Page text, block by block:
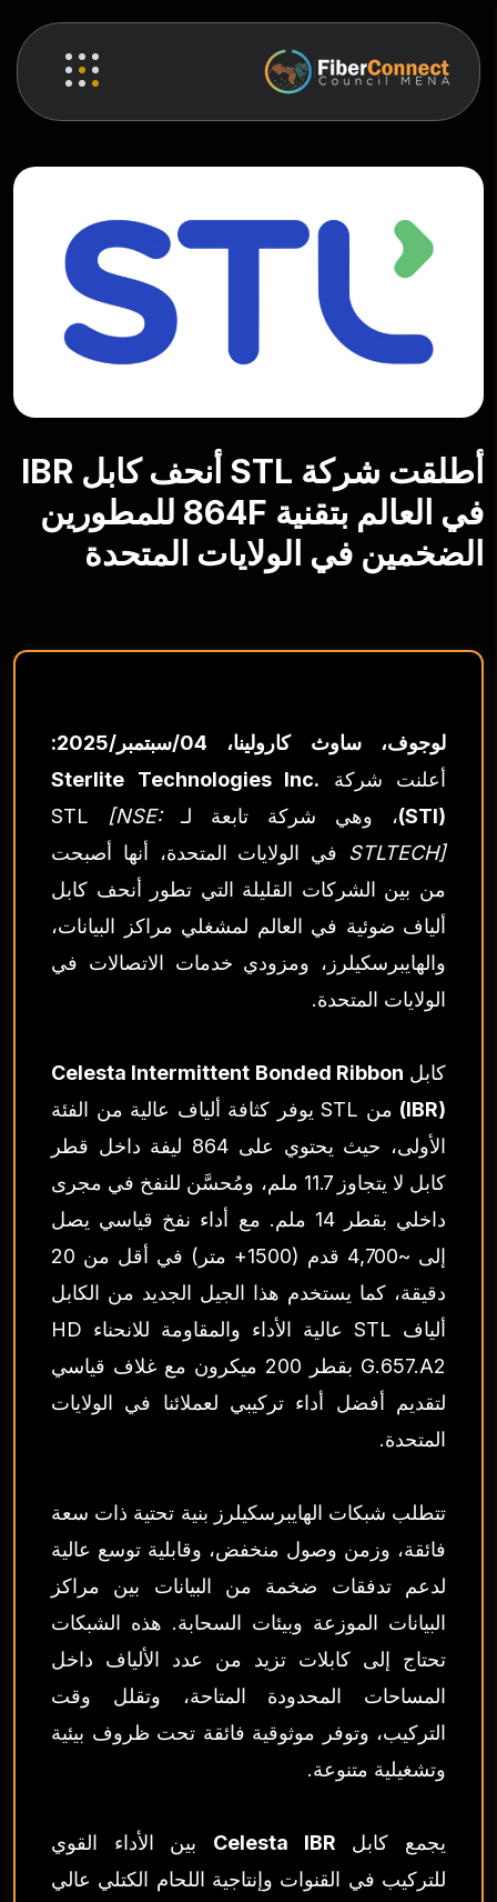
أطلقت شركة STL أنحف كابل IBR
في العالم بتقنية 864F للمطورين
الضخمين في الولايات المتحدة
لوجوف، ساوث كارولينا، 04/سبتمبر/2025:
أعلنت شركة Sterlite Technologies Inc.
(STI)، وهي شركة تابعة لـ STL[NSE:
STLTECH] في الولايات المتحدة، أنها أصبحت
من بين الشركات القليلة التي تطور أنحف كابل
ألياف ضوئية في العالم لمشغلي مراكز البيانات،
والهايبرسكيلرز، ومزودي خدمات الاتصالات في
الولايات المتحدة.
كابل Celesta Intermittent Bonded Ribbon
(IBR)
من STL يوفر كثافة ألياف عالية من الفئة
الأولى، حيث يحتوي على 864 ليفة داخل قطر
كابل لا يتجاوز 11.7 ملم، ومُحسَّن للنفخ في مجرى
داخلي بقطر 14 ملم. مع أداء نفخ قياسي يصل
إلى ~4,700 قدم (1500+ متر) في أقل من 20
دقيقة، كما يستخدم هذا الجيل الجديد من الكابل
ألياف STL عالية الأداء والمقاومة للانحناء HD
G.657.A2 بقطر 200 ميكرون مع غلاف قياسي
لتقديم أفضل أداء تركيبي لعملائنا في الولايات
المتحدة.
تتطلب شبكات الهايبرسكيلرز بنية تحتية ذات سعة
فائقة، وزمن وصول منخفض، وقابلية توسع عالية
لدعم تدفقات ضخمة من البيانات بين مراكز
البيانات الموزعة وبيئات السحابة. هذه الشبكات
تحتاج إلى كابلات تزيد من عدد الألياف داخل
المساحات المحدودة المتاحة، وتقلل وقت
التركيب، وتوفر موثوقية فائقة تحت ظروف بيئية
وتشغيلية متنوعة.
يجمع كابل Celesta IBR بين الأداء القوي
للتركيب في القنوات وإنتاجية اللحام الكتلي عالي